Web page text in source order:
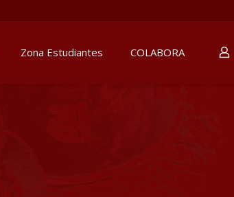
Zona Estudiantes COLABORA